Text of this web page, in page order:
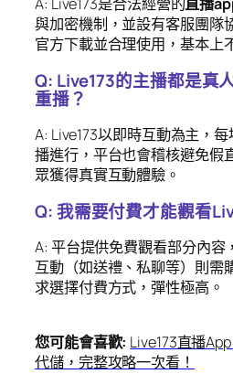
與加密機制，並設有客服團隊
官方下載並合理使用，基本上
Q: Live173的主播都是真
重播？
A: Live173以即時互動為主，每
播進行，平台也會稽核避免假
眾獲得真實互動體驗。
Q: 我需要付費才能觀看
A: 平台提供免費觀看部分內容
互動（如送禮、私聊等）則需
求選擇付費方式，彈性極高。
您可能會喜歡: Live173直播
代儲，完整攻略一次看！